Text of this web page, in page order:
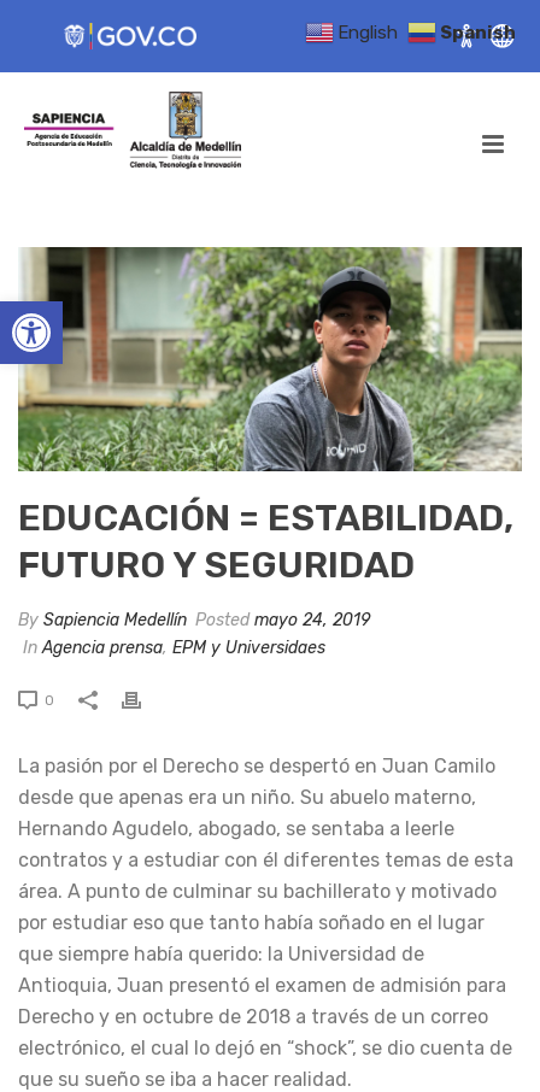
Open toolbar
EDUCACIÓN = ESTABILIDAD,
FUTURO Y SEGURIDAD
By Sapiencia Medellín Postedmayo 24, 2019
InAgencia prensa, EPM y Universidaes
0
La pasión por el Derecho se despertó en Juan Camilo
desde que apenas era un niño. Su abuelo materno,
Hernando Agudelo, abogado, se sentaba a leerle
contratos y a estudiar con él diferentes temas de esta
área. A punto de culminar su bachillerato y motivado
por estudiar eso que tanto había soñado en el lugar
que siempre había querido: la Universidad de
Antioquia, Juan presentó el examen de admisión para
Derecho y en octubre de 2018 a través de un correo
electrónico, el cual lo dejó en “shock”, se dio cuenta de
que su sueño se iba a hacer realidad.
English Spanish